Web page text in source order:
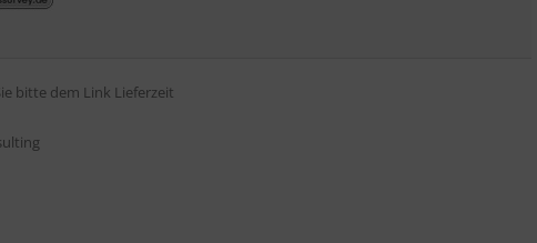
bitte dem Link Lieferzeit